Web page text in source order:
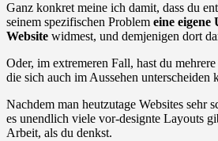
Ganz konkret meine ich damit, dass du
seinem spezifischen Problem eine eigene
Website widmest, und demjenigen dort
Oder, im extremeren Fall, hast du
die sich auch im Aussehen unterscheiden
Nachdem man heutzutage Websites sehr
es unendlich viele vor-designte Layouts
Arbeit, als du denkst.